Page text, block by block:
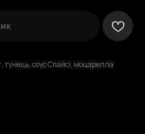
тунець, соус Спайсі, моцарелла